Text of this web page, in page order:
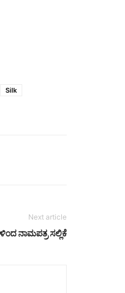
Silk
Next article
ನಾಮಪತ್ರ ಸಲ್ಲಿಕೆ